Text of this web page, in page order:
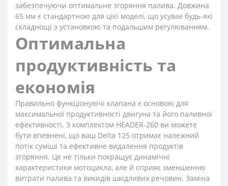
забезпечуючи оптимальне згоряння палива. Довжина
65 мм є стандартною для цієї моделі, що усуває будь-які
складнощі з установкою та подальшим регулюванням.
Оптимальна
продуктивність та
економія
Правильно функціонуючі клапана є основою для
максимальної продуктивності двигуна та його паливної
ефективності. З комплектом HEADER-260 ви можете
бути впевнені, що ваш Delta 125 отримає належний
потік суміші та ефективне видалення продуктів
згоряння. Це не тільки покращує динамічні
характеристики мотоцикла, але й сприяє зменшенню
витрати палива та викидів шкідливих речовин. Заміна